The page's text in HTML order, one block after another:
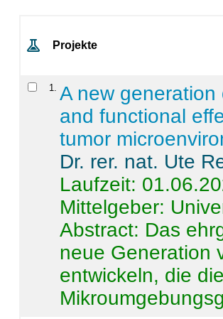
Projekte
1
A new
and functional
tumor
Dr. rer. nat. Ute
Laufzeit:
Mittelgeber:
Abstract: Das
neue Generation
entwickeln, die